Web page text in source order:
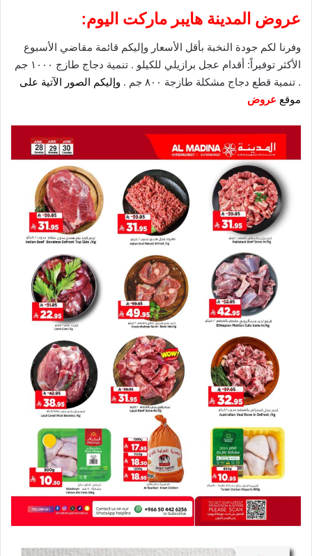
عروض المدينة هايبر ماركت اليوم:
وفرنا لكم جودة النخبة بأقل الأسعار وإليكم قائمة مقاضي الأسبوع
الأكثر توفيراً: أقدام عجل برازيلي للكيلو . تنمية دجاج طازج ١٠٠٠ جم
. تنمية قطع دجاج مشكلة طازجة ٨٠٠ جم .
وإليكم الصور الآتية على
موقع عروض